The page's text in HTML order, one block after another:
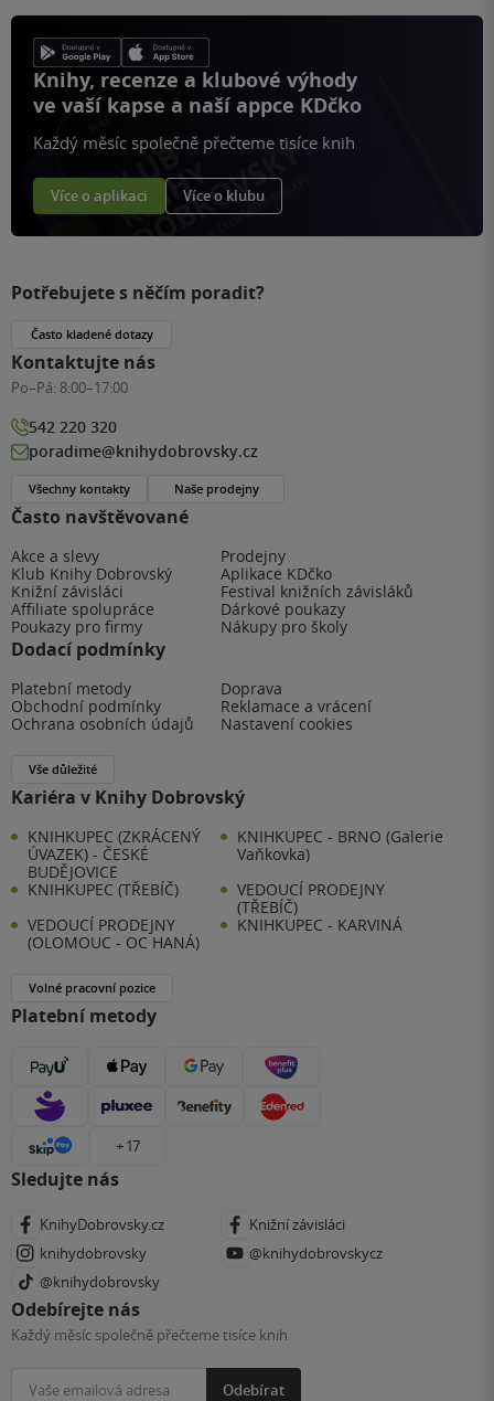
Knihy, recenze a klubové výhody
ve vaší kapse a naší appce KDčko
Každý měsíc společně přečteme tisíce knih
Více o aplikaci Více o klubu
Často navštěvované
Akce a slevy
Prodejny
Klub Knihy Dobrovský
Aplikace KDčko
Knižní závisláci
Festival knižních závisláků
Affiliate spolupráce
Dárkové poukazy
Poukazy pro firmy
Nákupy pro školy
Dodací podmínky
Platební metody
Doprava
Obchodní podmínky
Reklamace a vrácení
Ochrana osobních údajů
Nastavení cookies
Vše důležité
Kariéra v Knihy Dobrovský
KNIHKUPEC (ZKRÁCENÝ
ÚVAZEK) - ČESKÉ
BUDĚJOVICE
KNIHKUPEC - BRNO (Galerie
Vaňkovka)
KNIHKUPEC (TŘEBÍČ)
VEDOUCÍ PRODEJNY
(TŘEBÍČ)
VEDOUCÍ PRODEJNY
(OLOMOUC - OC HANÁ)
KNIHKUPEC - KARVINÁ
Volné pracovní pozice
Platební metody
+ 17
Sledujte nás
KnihyDobrovsky.cz
Knižní závisláci
knihydobrovsky
@knihydobrovskycz
@knihydobrovsky
Odebírejte nás
Každý měsíc společně přečteme tisíce knih
Odebírat
Potřebujete s něčím poradit?
Často kladené dotazy
Kontaktujte nás
Po–Pá: 8:00–17:00
542 220 320
poradime@knihydobrovsky.cz
Všechny kontakty Naše prodejny